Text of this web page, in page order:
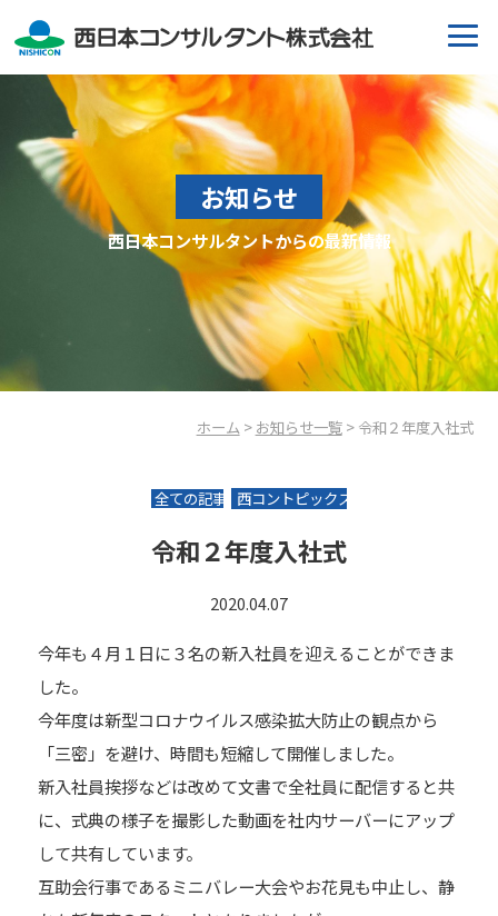
お知らせ
西日本コンサルタントからの最新情報
ホーム> お知らせ一覧> 令和２年度入社式
全ての記事 西コントピックス
令和２年度入社式
2020.04.07
今年も４月１日に３名の新入社員を迎えることができま
した。
今年度は新型コロナウイルス感染拡大防止の観点から
「三密」を避け、時間も短縮して開催しました。
新入社員挨拶などは改めて文書で全社員に配信すると共
に、式典の様子を撮影した動画を社内サーバーにアップ
して共有しています。
互助会行事であるミニバレー大会やお花見も中止し、静